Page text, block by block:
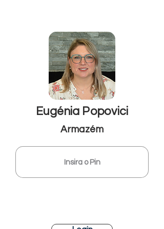
Eugénia Popovici
Armazém